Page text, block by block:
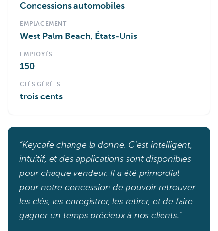
Concessions automobiles
EMPLACEMENT
West Palm Beach, États-Unis
EMPLOYÉS
150
CLÉS GÉRÉES
trois cents
“Keycafe change la donne. C'est intelligent,
intuitif, et des applications sont disponibles
pour chaque vendeur. Il a été primordial
pour notre concession de pouvoir retrouver
les clés, les enregistrer, les retirer, et de faire
gagner un temps précieux à nos clients.”